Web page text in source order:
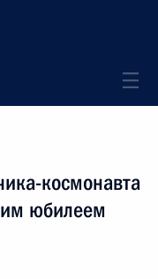
космонавта
юбилеем